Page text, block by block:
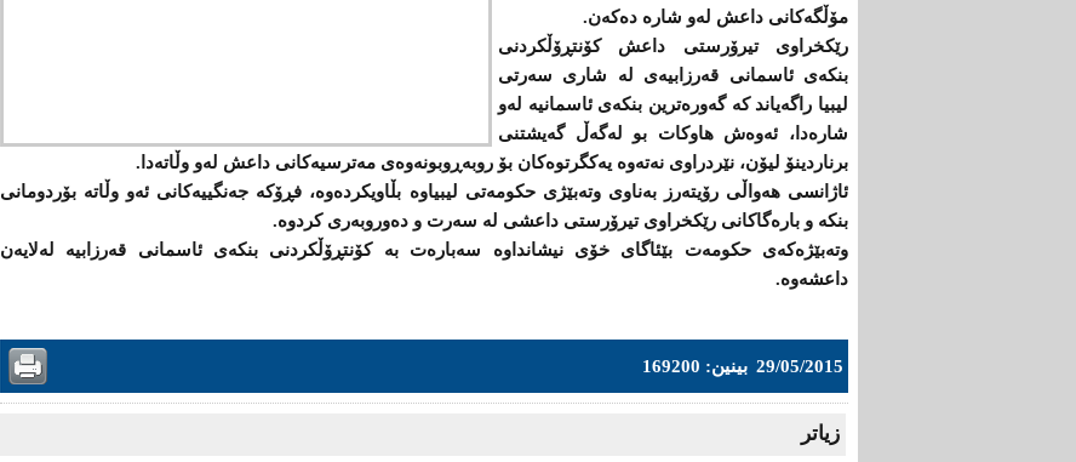
مۆڵگەكانی داعش لەو شارە دەكەن.
رێكخراوی تیرۆرستی داعش كۆنتڕۆڵكردنی
بنكەی ئاسمانی قەرزابیەی لە شاری سەرتی
لیبیا راگەیاند كە گەورەترین بنكەی ئاسمانیە لەو
شارەدا، ئەوەش هاوكات بو لەگەڵ گەیشتنی
برناردینۆ لیۆن، نێردراوی نەتەوە یەكگرتوەكان بۆ روبەڕوبونەوەی مەترسیەكانی داعش لەو وڵاتەدا.
ئاژانسی هەواڵی رۆیتەرز بەناوی وتەبێژی حكومەتی لیبیاوە بڵاویكردەوە، فڕۆكە جەنگییەكانی ئەو وڵاتە بۆردومانی
بنكە و بارەگاكانی رێكخراوی تیرۆرستی داعشی لە سەرت و دەوروبەری كردوە.
وتەبێژەكەی حكومەت بێئاگای خۆی نیشانداوە سەبارەت بە كۆنتڕۆڵكردنی بنكەی ئاسمانی قەرزابیە لەلایەن
داعشەوە.
29/05/2015 بینین: 169200
زیاتر